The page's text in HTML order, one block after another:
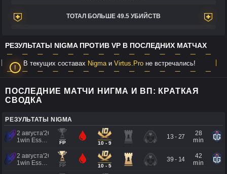
ТОТАЛ БОЛЬШЕ 49.5 УБИЙСТВ
РЕЗУЛЬТАТЫ NIGMA ПРОТИВ VP В ПОСЛЕДНИХ МАТЧАХ
В текущих составах Nigma и Virtus.Pro не встречались!
ПОСЛЕДНИЕ МАТЧИ НИГМА И ВП: КРАТКАЯ
СВОДКА
РЕЗУЛЬТАТЫ NIGMA
2 августа'26
1win Essence II
FP 10 - 9
13 - 27
28
min
2 августа'26
1win Essence II
FP 10 - 5
39 - 14
42
min